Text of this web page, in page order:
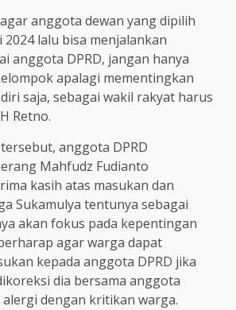
anggota dewan yang dipilih
2024 lalu bisa menjalankan
anggota DPRD, jangan hanya
apalagi mementingkan
saja, sebagai wakil rakyat harus
Retno.
anggota DPRD
Mahfudz Fudianto
kasih atas masukan dan
Sukamulya tentunya sebagai
akan fokus pada kepentingan
agar warga dapat
kepada anggota DPRD jika
dia bersama anggota
alergi dengan kritikan warga.